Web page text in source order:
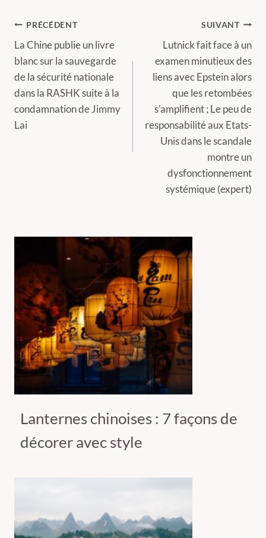
Navigation
de
l’article
PRÉCÉDENT
La Chine publie un livre
blanc sur la sauvegarde
de la sécurité nationale
dans la RASHK suite à la
condamnation de Jimmy
Lai
SUIVANT
Lutnick fait face à un
examen minutieux des
liens avec Epstein alors
que les retombées
s'amplifient ; Le peu de
responsabilité aux Etats-
Unis dans le scandale
montre un
dysfonctionnement
systémique (expert)
Lanternes chinoises : 7 façons de
décorer avec style